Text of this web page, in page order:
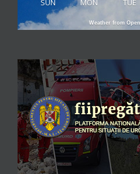
SUN MON TUE
Weather from